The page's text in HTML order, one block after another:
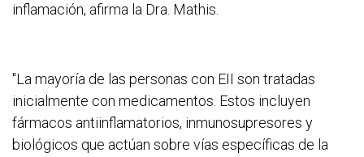
inflamación, afirma la Dra. Mathis.
"La mayoría de las personas con EII son tratadas
inicialmente con medicamentos. Estos incluyen
fármacos antiinflamatorios, inmunosupresores y
biológicos que actúan sobre vías específicas de la